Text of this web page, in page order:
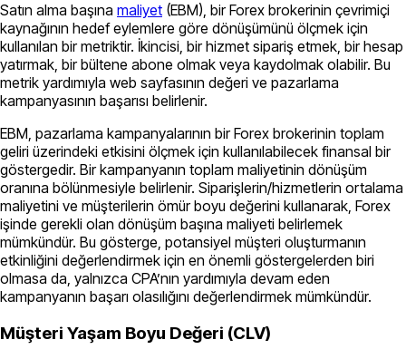
Satın alma başına maliyet (EBM), bir Forex brokerinin çevrimiçi
kaynağının hedef eylemlere göre dönüşümünü ölçmek için
kullanılan bir metriktir. İkincisi, bir hizmet sipariş etmek, bir hesap
yatırmak, bir bültene abone olmak veya kaydolmak olabilir. Bu
metrik yardımıyla web sayfasının değeri ve pazarlama
kampanyasının başarısı belirlenir.
EBM, pazarlama kampanyalarının bir Forex brokerinin toplam
geliri üzerindeki etkisini ölçmek için kullanılabilecek finansal bir
göstergedir. Bir kampanyanın toplam maliyetinin dönüşüm
oranına bölünmesiyle belirlenir. Siparişlerin/hizmetlerin ortalama
maliyetini ve müşterilerin ömür boyu değerini kullanarak, Forex
işinde gerekli olan dönüşüm başına maliyeti belirlemek
mümkündür. Bu gösterge, potansiyel müşteri oluşturmanın
etkinliğini değerlendirmek için en önemli göstergelerden biri
olmasa da, yalnızca CPA’nın yardımıyla devam eden
kampanyanın başarı olasılığını değerlendirmek mümkündür.
Müşteri Yaşam Boyu Değeri (CLV)